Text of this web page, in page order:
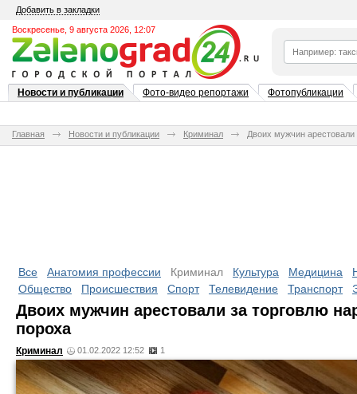
Добавить в закладки
Воскресенье, 9 августа 2026, 12:07
Новости и публикации Фото-видео репортажи Фотопубликации
Главная Новости и публикации Криминал Двоих мужчин арестовали
Все Анатомия профессии Криминал Культура Медицина
Общество
Происшествия Спорт Телевидение Транспорт
Двоих мужчин арестовали за торговлю
пороха
Криминал 01.02.2022 12:52 1